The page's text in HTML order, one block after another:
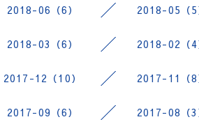
2018-06（6） 2018-05（5
2018-03（6） 2018-02（4
2017-12（10） 2017-11（8
2017-09（6） 2017-08（3